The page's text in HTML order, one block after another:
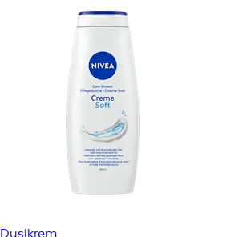
Dusjkrem